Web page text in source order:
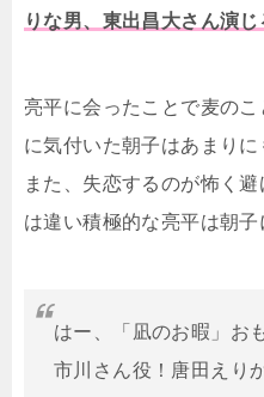
りな男、東出昌大さん演じ
亮平に会ったことで麦の
に気付いた朝子はあまり
また、失恋するのが怖く
は違い積極的な亮平は朝子
はー、「凪のお暇」お
市川さん役！唐田えり